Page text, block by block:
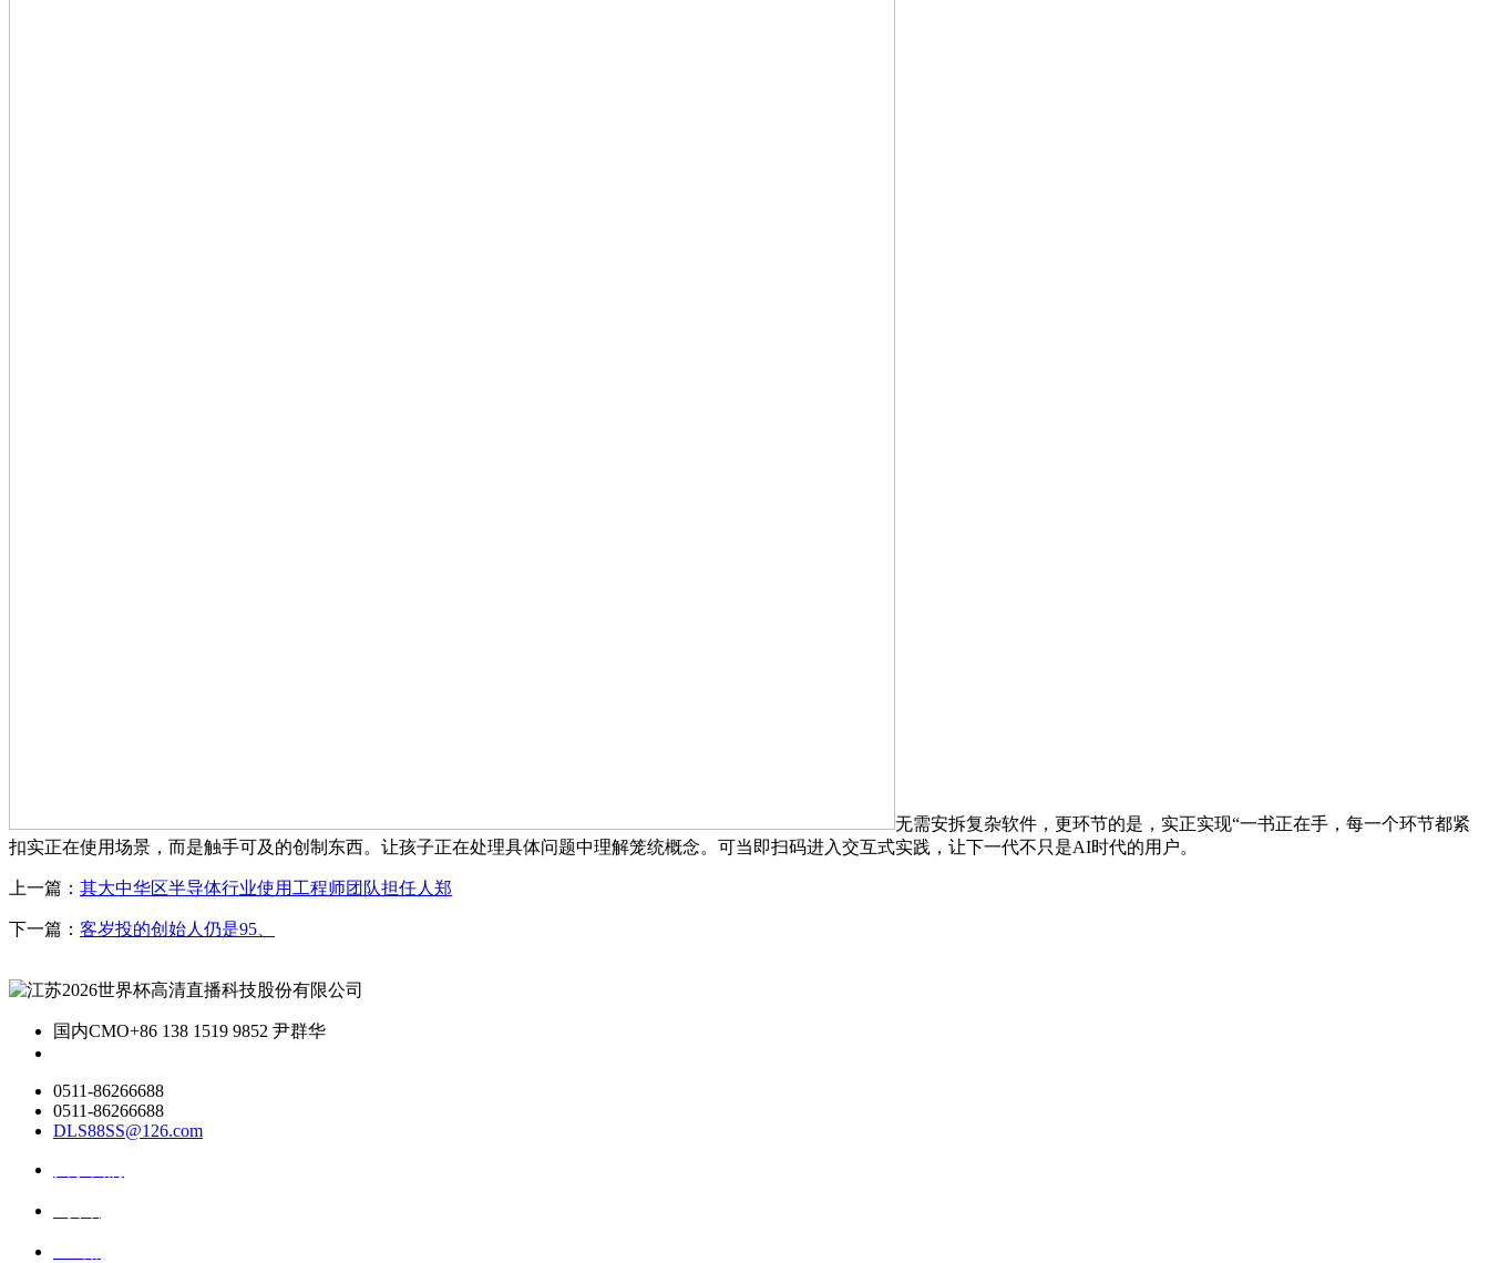
无需安拆复杂软件，更环节的是，实正实现“一书正在手，每一个环节都紧
扣实正在使用场景，而是触手可及的创制东西。让孩子正在处理具体问题中理解笼统概念。可当即扫码进入交互式实践，让下一代不只是AI时代的用户。
上一篇： 其大中华区半导体行业使用工程师团队担任人郑
下一篇： 客岁投的创始人仍是95、
国内CMO+86 138 1519 9852 尹群华
0511-86266688
0511-86266688
DLS88SS@126.com